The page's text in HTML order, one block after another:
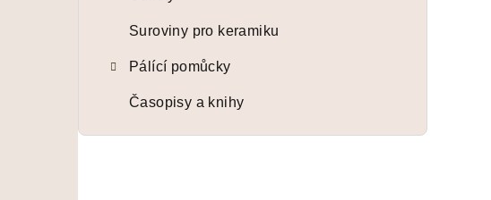
Suroviny pro keramiku
Pálící pomůcky
Časopisy a knihy